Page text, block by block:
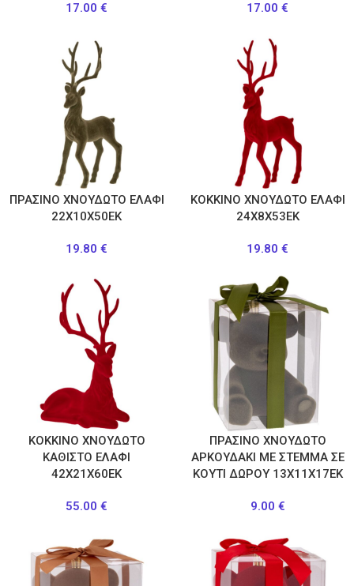
17.00 € 17.00 €
ΠΡΑΣΙΝΟ ΧΝΟΥΔΩΤΟ ΕΛΑΦΙ
22Χ10Χ50ΕΚ
19.80 €
ΚΟΚΚΙΝΟ ΧΝΟΥΔΩΤΟ ΕΛΑΦΙ
24Χ8Χ53ΕΚ
19.80 €
ΚΟΚΚΙΝΟ ΧΝΟΥΔΩΤΟ
ΚΑΘΙΣΤΟ ΕΛΑΦΙ
42X21X60EK
55.00 €
ΠΡΑΣΙΝΟ ΧΝΟΥΔΩΤΟ
ΑΡΚΟΥΔΑΚΙ ΜΕ ΣΤΕΜΜΑ ΣΕ
ΚΟΥΤΙ ΔΩΡΟΥ 13Χ11Χ17ΕΚ
9.00 €